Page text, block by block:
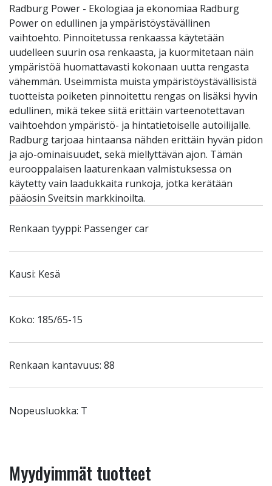
Radburg Power - Ekologiaa ja ekonomiaa Radburg
Power on edullinen ja ympäristöystävällinen
vaihtoehto. Pinnoitetussa renkaassa käytetään
uudelleen suurin osa renkaasta, ja kuormitetaan näin
ympäristöä huomattavasti kokonaan uutta rengasta
vähemmän. Useimmista muista ympäristöystävällisistä
tuotteista poiketen pinnoitettu rengas on lisäksi hyvin
edullinen, mikä tekee siitä erittäin varteenotettavan
vaihtoehdon ympäristö- ja hintatietoiselle autoilijalle.
Radburg tarjoaa hintaansa nähden erittäin hyvän pidon
ja ajo-ominaisuudet, sekä miellyttävän ajon. Tämän
eurooppalaisen laaturenkaan valmistuksessa on
käytetty vain laadukkaita runkoja, jotka kerätään
pääosin Sveitsin markkinoilta.
Renkaan tyyppi: Passenger car
Kausi: Kesä
Koko: 185/65-15
Renkaan kantavuus: 88
Nopeusluokka: T
Myydyimmät tuotteet